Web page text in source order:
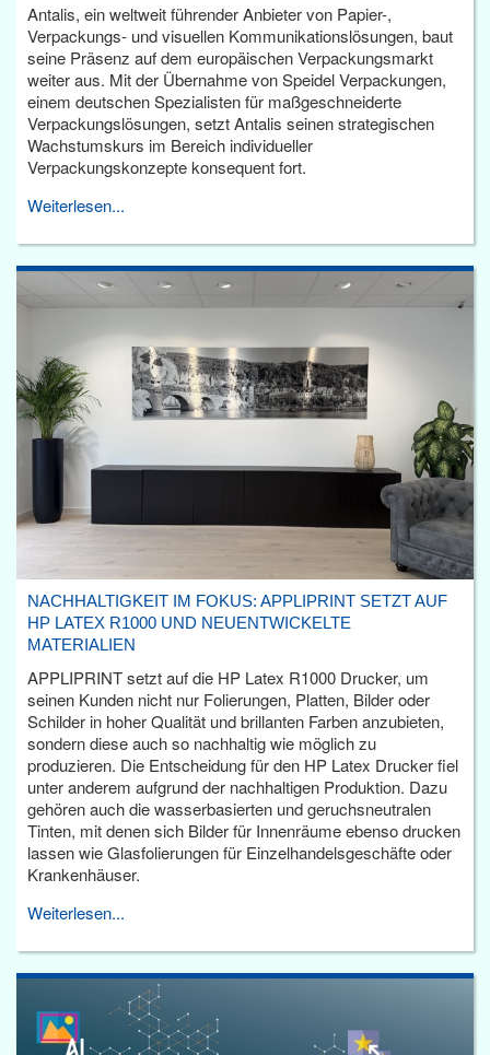
Antalis, ein weltweit führender Anbieter von Papier-,
Verpackungs- und visuellen Kommunikationslösungen, baut
seine Präsenz auf dem europäischen Verpackungsmarkt
weiter aus. Mit der Übernahme von Speidel Verpackungen,
einem deutschen Spezialisten für maßgeschneiderte
Verpackungslösungen, setzt Antalis seinen strategischen
Wachstumskurs im Bereich individueller
Verpackungskonzepte konsequent fort.
Weiterlesen...
NACHHALTIGKEIT IM FOKUS: APPLIPRINT SETZT AUF
HP LATEX R1000 UND NEUENTWICKELTE
MATERIALIEN
APPLIPRINT setzt auf die HP Latex R1000 Drucker, um
seinen Kunden nicht nur Folierungen, Platten, Bilder oder
Schilder in hoher Qualität und brillanten Farben anzubieten,
sondern diese auch so nachhaltig wie möglich zu
produzieren. Die Entscheidung für den HP Latex Drucker fiel
unter anderem aufgrund der nachhaltigen Produktion. Dazu
gehören auch die wasserbasierten und geruchsneutralen
Tinten, mit denen sich Bilder für Innenräume ebenso drucken
lassen wie Glasfolierungen für Einzelhandelsgeschäfte oder
Krankenhäuser.
Weiterlesen...